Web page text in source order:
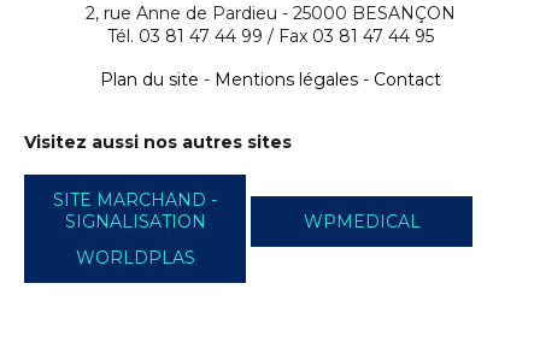
2, rue Anne de Pardieu - 25000 BESANÇON
Tél. 03 81 47 44 99 / Fax 03 81 47 44 95
Plan du site - Mentions légales- Contact
Visitez aussi nos autres sites
SITE MARCHAND -
SIGNALISATION
WPMEDICAL
WORLDPLAS